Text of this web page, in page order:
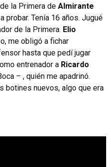
la Primera de Almirante
probar. Tenía 16 años. Jugué
de la Primera. Elio
me obligó a fichar
hasta que pedí jugar
entrenador a Ricardo
– , quién me apadrinó.
botines nuevos, algo que era